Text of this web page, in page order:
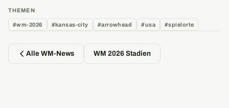
THEMEN
#wm-2026 #kansas-city #arrowhead #usa #spielorte
Alle WM-News WM 2026 Stadien